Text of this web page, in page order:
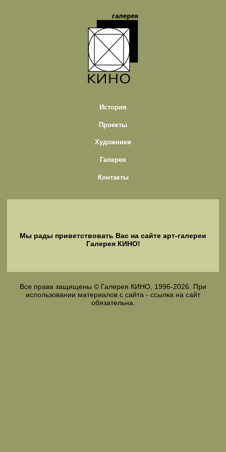
История
Проекты
Художники
Галерея
Контакты
Мы рады приветствовать Вас на сайте арт-галереи
Галерея КИНО!
Все права защищены © Галерея КИНО, 1996-2026. При
использовании материалов с сайта - ссылка на сайт
обязательна.